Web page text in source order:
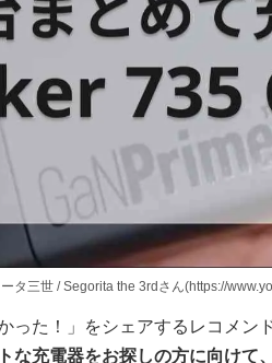
タ三世 / Segorita the 3rdさん(https://
った！」をシェアするレコメン
な充電器をお探しの方に向け